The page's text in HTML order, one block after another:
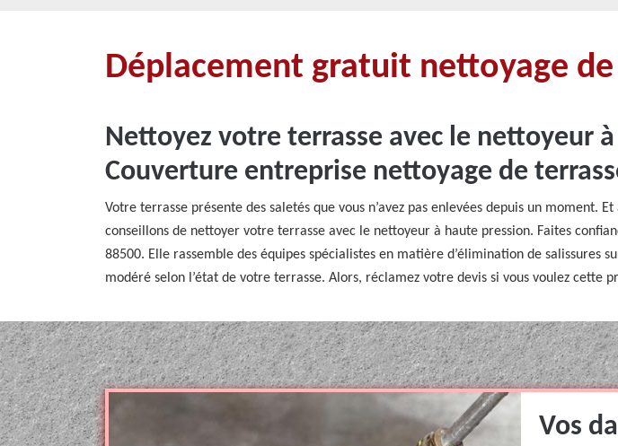
Déplacement gratuit nettoyage
Nettoyez votre terrasse avec le nettoyeur
Couverture entreprise nettoyage de
Votre terrasse présente des saletés que vous n’avez pas enlevées depuis un moment.
conseillons de nettoyer votre terrasse avec le nettoyeur à haute pression. Faites
88500. Elle rassemble des équipes spécialistes en matière d’élimination de salissures
modéré selon l’état de votre terrasse. Alors, réclamez votre devis si vous voulez cette
Vos